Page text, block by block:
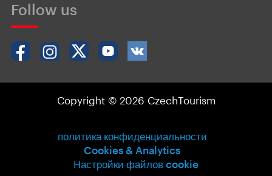
Follow us
Copyright © 2026 CzechTourism
политика конфиденциальности
Cookies & Analytics
Настройки файлов cookie